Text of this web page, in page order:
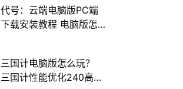
代号：云端电脑版PC端
下载安装教程 电脑版怎
三国计电脑版怎么玩？
三国计性能优化240高帧